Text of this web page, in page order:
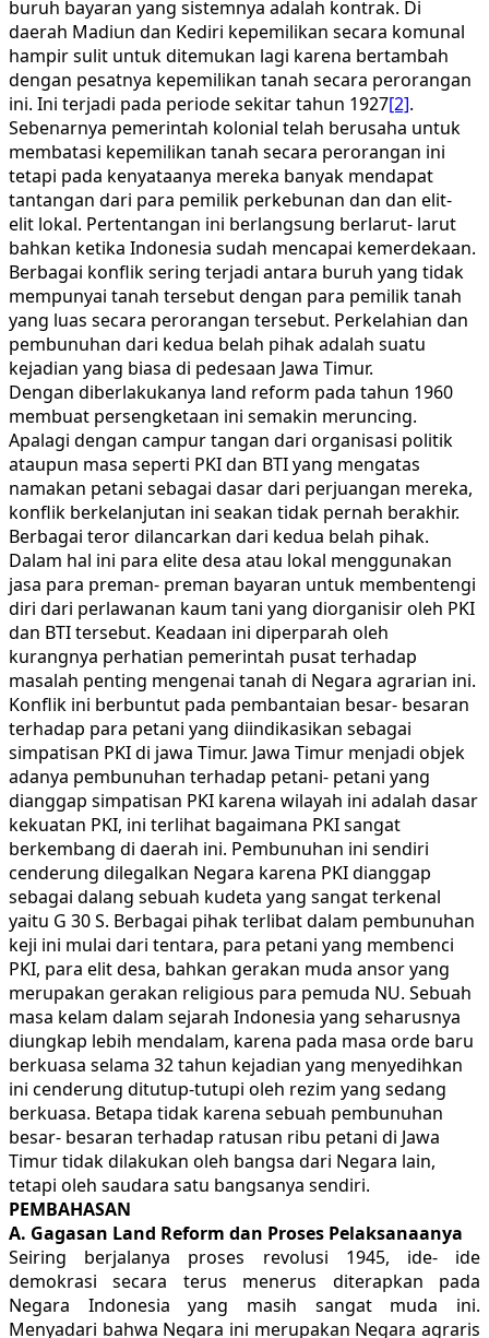
buruh bayaran yang sistemnya adalah kontrak. Di
daerah Madiun dan Kediri kepemilikan secara komunal
hampir sulit untuk ditemukan lagi karena bertambah
dengan pesatnya kepemilikan tanah secara perorangan
ini. Ini terjadi pada periode sekitar tahun 1927[2].
Sebenarnya pemerintah kolonial telah berusaha untuk
membatasi kepemilikan tanah secara perorangan ini
tetapi pada kenyataanya mereka banyak mendapat
tantangan dari para pemilik perkebunan dan dan elit-
elit lokal. Pertentangan ini berlangsung berlarut- larut
bahkan ketika Indonesia sudah mencapai kemerdekaan.
Berbagai konflik sering terjadi antara buruh yang tidak
mempunyai tanah tersebut dengan para pemilik tanah
yang luas secara perorangan tersebut. Perkelahian dan
pembunuhan dari kedua belah pihak adalah suatu
kejadian yang biasa di pedesaan Jawa Timur.
Dengan diberlakukanya land reform pada tahun 1960
membuat persengketaan ini semakin meruncing.
Apalagi dengan campur tangan dari organisasi politik
ataupun masa seperti PKI dan BTI yang mengatas
namakan petani sebagai dasar dari perjuangan mereka,
konflik berkelanjutan ini seakan tidak pernah berakhir.
Berbagai teror dilancarkan dari kedua belah pihak.
Dalam hal ini para elite desa atau lokal menggunakan
jasa para preman- preman bayaran untuk membentengi
diri dari perlawanan kaum tani yang diorganisir oleh PKI
dan BTI tersebut. Keadaan ini diperparah oleh
kurangnya perhatian pemerintah pusat terhadap
masalah penting mengenai tanah di Negara agrarian ini.
Konflik ini berbuntut pada pembantaian besar- besaran
terhadap para petani yang diindikasikan sebagai
simpatisan PKI di jawa Timur. Jawa Timur menjadi objek
adanya pembunuhan terhadap petani- petani yang
dianggap simpatisan PKI karena wilayah ini adalah dasar
kekuatan PKI, ini terlihat bagaimana PKI sangat
berkembang di daerah ini. Pembunuhan ini sendiri
cenderung dilegalkan Negara karena PKI dianggap
sebagai dalang sebuah kudeta yang sangat terkenal
yaitu G 30 S. Berbagai pihak terlibat dalam pembunuhan
keji ini mulai dari tentara, para petani yang membenci
PKI, para elit desa, bahkan gerakan muda ansor yang
merupakan gerakan religious para pemuda NU. Sebuah
masa kelam dalam sejarah Indonesia yang seharusnya
diungkap lebih mendalam, karena pada masa orde baru
berkuasa selama 32 tahun kejadian yang menyedihkan
ini cenderung ditutup-tutupi oleh rezim yang sedang
berkuasa. Betapa tidak karena sebuah pembunuhan
besar- besaran terhadap ratusan ribu petani di Jawa
Timur tidak dilakukan oleh bangsa dari Negara lain,
tetapi oleh saudara satu bangsanya sendiri.
PEMBAHASAN
A. Gagasan Land Reform dan Proses Pelaksanaanya
Seiring berjalanya proses revolusi 1945, ide- ide
demokrasi secara terus menerus diterapkan pada
Negara Indonesia yang masih sangat muda ini.
Menyadari bahwa Negara ini merupakan Negara agraris